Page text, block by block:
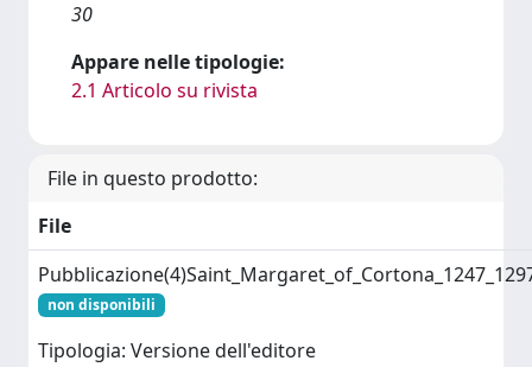
30
Appare nelle tipologie:
2.1 Articolo su rivista
File in questo prodotto:
File
non disponibili
Tipologia: Versione dell'editore